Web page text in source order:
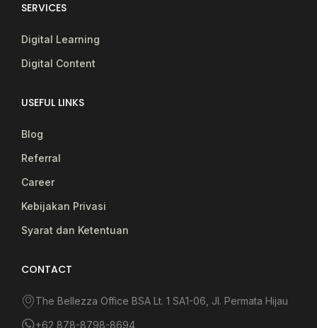
SERVICES
Digital Learning
Digital Content
USEFUL LINKS
Blog
Referral
Career
Kebijakan Privasi
Syarat dan Ketentuan
CONTACT
The Bellezza Office BSA Lt. 1 SA1-06, Jl. Permata Hijau
+62 878-8798-8694